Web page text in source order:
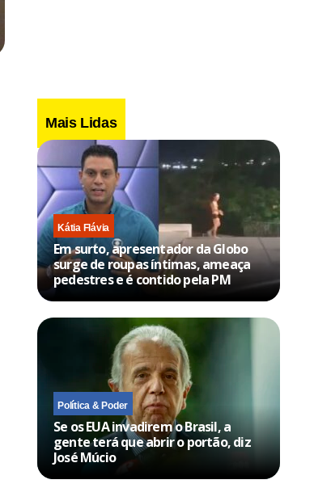
Mais Lidas
Kátia Flávia
Em surto, apresentador da Globo
surge de roupas íntimas, ameaça
pedestres e é contido pela PM
Política & Poder
Se os EUA invadirem o Brasil, a
gente terá que abrir o portão, diz
José Múcio